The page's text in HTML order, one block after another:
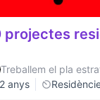
projectes
Treballem el pla
2 anys